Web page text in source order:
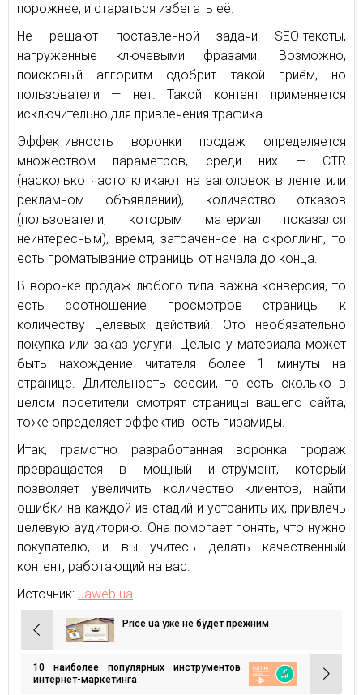
порожнее, и стараться избегать её.
Не решают поставленной задачи SEO-тексты,
нагруженные ключевыми фразами. Возможно,
поисковый алгоритм одобрит такой приём, но
пользователи — нет. Такой контент применяется
исключительно для привлечения трафика.
Эффективность воронки продаж определяется
множеством параметров, среди них — CTR
(насколько часто кликают на заголовок в ленте или
рекламном объявлении), количество отказов
(пользователи, которым материал показался
неинтересным), время, затраченное на скроллинг, то
есть проматывание страницы от начала до конца.
В воронке продаж любого типа важна конверсия, то
есть соотношение просмотров страницы к
количеству целевых действий. Это необязательно
покупка или заказ услуги. Целью у материала может
быть нахождение читателя более 1 минуты на
странице. Длительность сессии, то есть сколько в
целом посетители смотрят страницы вашего сайта,
тоже определяет эффективность пирамиды.
Итак, грамотно разработанная воронка продаж
превращается в мощный инструмент, который
позволяет увеличить количество клиентов, найти
ошибки на каждой из стадий и устранить их, привлечь
целевую аудиторию. Она помогает понять, что нужно
покупателю, и вы учитесь делать качественный
контент, работающий на вас.
Источник: uaweb.ua
Навигация
по
записям
Price.ua уже не будет прежним
10 наиболее популярных инструментов
интернет-маркетинга